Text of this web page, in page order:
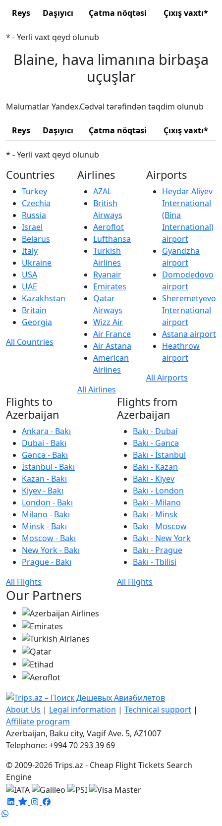
Reys Daşıyıcı Çatma nöqtəsi Çıxış vaxtı*
* - Yerli vaxt qeyd olunub
Blaine, hava limanına birbaşa
uçuşlar
Məlumatlar Yandex.Cədvəl tərəfindən təqdim olunub
Reys Daşıyıcı Çatma nöqtəsi Çıxış vaxtı*
* - Yerli vaxt qeyd olunub
Countries
Turkey
Czechia
Russia
Israel
Belarus
Italy
Ukraine
USA
UAE
Kazakhstan
Britain
Georgia
All Countries
Airlines
AZAL
British
Airways
Aeroflot
Lufthansa
Turkish
Airlines
Ryanair
Emirates
Qatar
Airways
Wizz Air
Air France
Air Astana
American
Airlines
All Airlines
Airports
Heydar Aliyev
International
(Bina
International)
airport
Gyandzha
airport
Domodedovo
airport
Sheremetyevo
International
airport
Astana airport
Heathrow
airport
All Airports
Flights to
Azerbaijan
Ankara - Bakı
Dubai - Bakı
Gəncə - Bakı
İstanbul - Bakı
Kazan - Bakı
Kiyev - Bakı
London - Bakı
Milano - Bakı
Minsk - Bakı
Moscow - Bakı
New York - Bakı
Prague - Bakı
All Flights
Flights from
Azerbaijan
Bakı - Dubai
Bakı - Gəncə
Bakı - İstanbul
Bakı - Kazan
Bakı - Kiyev
Bakı - London
Bakı - Milano
Bakı - Minsk
Bakı - Moscow
Bakı - New York
Bakı - Prague
Bakı - Tbilisi
All Flights
Our Partners
About Us | Legal information | Technical support |
Affiliate program
Azerbaijan, Baku city, Vagif Ave. 5, AZ1007
Telephone: +994 70 293 39 69
© 2009-2026 Trips.az - Cheap Flight Tickets Search
Engine